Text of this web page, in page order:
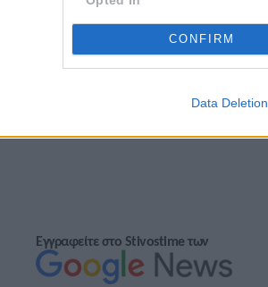
CONFIRM
Data Deletion
Εγγραφείτε στο Stivostime των